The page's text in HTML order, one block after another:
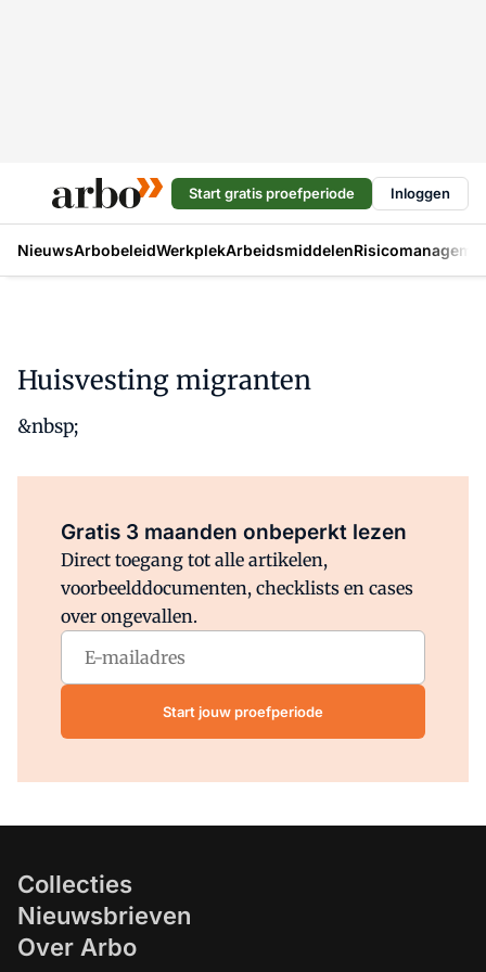
Start gratis proefperiode Inloggen
NieuwsArbobeleidWerkplekArbeidsmiddelen
Huisvesting migranten
&nbsp;
Gratis 3 maanden onbeperkt lezen
Direct toegang tot alle artikelen,
voorbeelddocumenten, checklists en cases
over ongevallen.
Start jouw proefperiode
Collecties
Nieuwsbrieven
Over Arbo